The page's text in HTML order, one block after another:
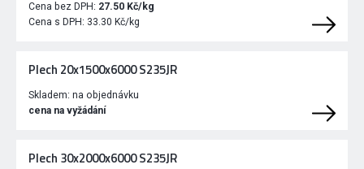
Cena bez DPH: 27.50 Kč/kg
Cena s DPH: 33.30 Kč/kg
Plech 20x1500x6000 S235JR
Skladem: na objednávku
cena na vyžádání
Plech 30x2000x6000 S235JR